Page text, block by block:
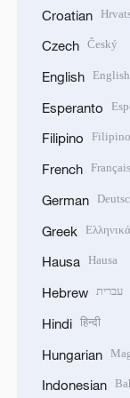
Croatian
Czech Český
English English
Esperanto
Filipino Filipino
French Français
German
Greek Ελληνικά
Hausa Hausa
Hebrew עברית
Hindi हिन्दी
Hungarian
Indonesian